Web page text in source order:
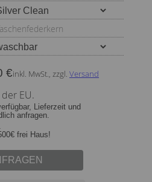
€inkl. MwSt., zzgl. Versand
EU.
Lieferzeit und
anfragen.
frei Haus!